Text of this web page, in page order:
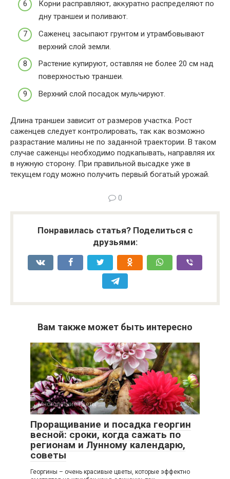
Корни расправляют, аккуратно распределяют по
дну траншеи и поливают.
Саженец засыпают грунтом и утрамбовывают
верхний слой земли.
Растение купируют, оставляя не более 20 см над
поверхностью траншеи.
Верхний слой посадок мульчируют.
Длина траншеи зависит от размеров участка. Рост
саженцев следует контролировать, так как возможно
разрастание малины не по заданной траектории. В таком
случае саженцы необходимо подкапывать, направляя их
в нужную сторону. При правильной высадке уже в
текущем году можно получить первый богатый урожай.
0
Понравилась статья? Поделиться с
друзьями:
Вам также может быть интересно
Многолетние цветы 0
Проращивание и посадка георгин
весной: сроки, когда сажать по
регионам и Лунному календарю,
советы
Георгины – очень красивые цветы, которые эффектно